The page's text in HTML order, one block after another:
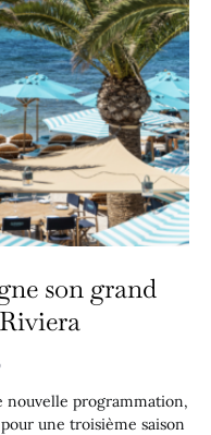
son grand
nouvelle programmation,
une troisième saison